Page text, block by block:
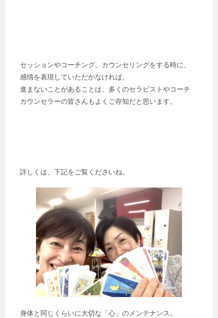
セッションやコーチング、カウンセリングをする時に、
感情を表現していただかなければ、
進まないことがあることは、多くのセラピストやコーチ
カウンセラーの皆さんもよくご存知だと思います。
詳しくは、下記をご覧くださいね。
身体と同じくらいに大切な「心」のメンテナンス。